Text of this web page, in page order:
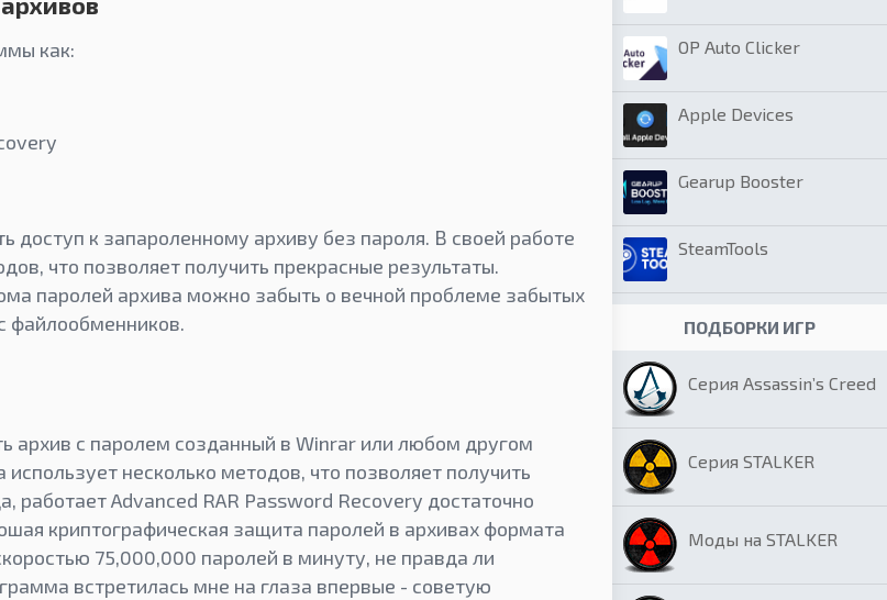
как:
доступ к запароленному архиву без пароля. В своей работе
что позволяет получить прекрасные результаты.
паролей архива можно забыть о вечной проблеме забытых
файлообменников.
архив с паролем созданный в Winrar или любом другом
несколько методов, что позволяет получить
работает Advanced RAR Password Recovery достаточно
криптографическая защита паролей в архивах формата
75,000,000 паролей в минуту, не правда ли
встретилась мне на глаза впервые - советую
OP Auto Clicker
Apple Devices
Gearup Booster
SteamTools
ПОДБОРКИ ИГР
Серия Assassin’s Creed
Серия STALKER
Моды на STALKER